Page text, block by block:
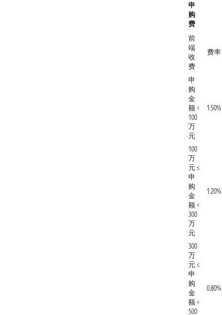
申
购
费
前
端
收
费
费率
申
购
金
额 <
100
万
元
1.50%
100
万
元 ≤
申
购
金
额 <
300
万
元
1.20%
300
万
元 ≤
申
购
金
额 <
500
0.80%